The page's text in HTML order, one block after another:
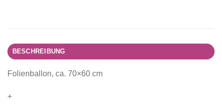
BESCHREIBUNG
Folienballon, ca. 70×60 cm
+